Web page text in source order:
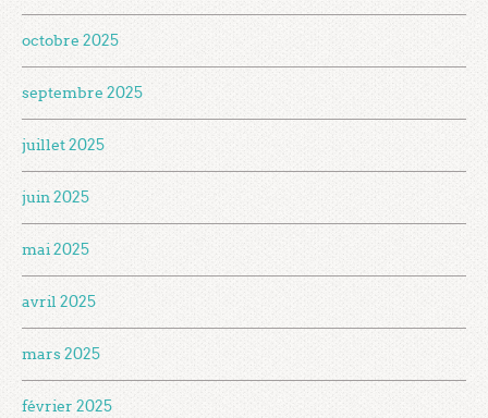
octobre 2025
septembre 2025
juillet 2025
juin 2025
mai 2025
avril 2025
mars 2025
février 2025